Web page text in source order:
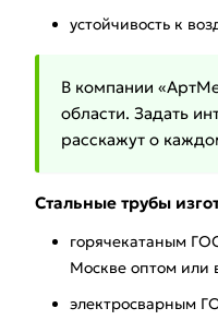
устойчивость к
В компании
области. Задать
расскажут о
Стальные трубы
горячекатаным
Москве оптом или
электросварным